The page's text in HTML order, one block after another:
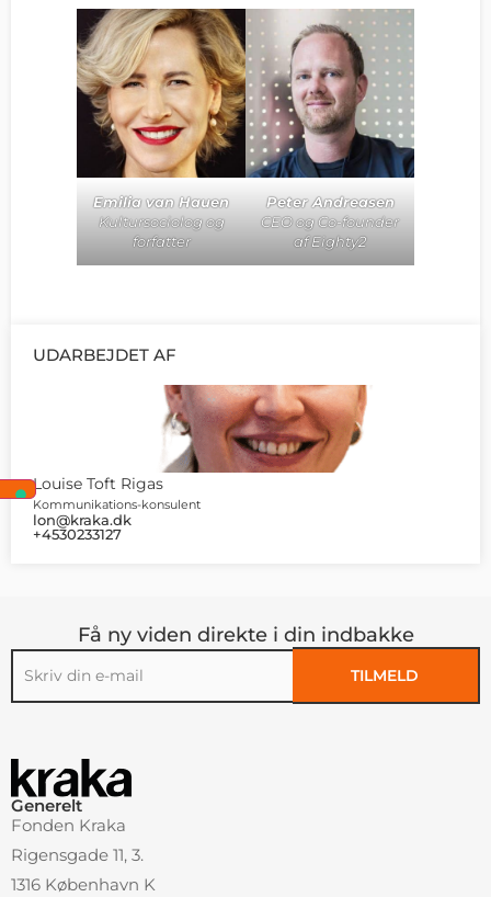
Emilia van Hauen
Kultursociolog og
forfatter
Peter Andreasen
CEO og Co-founder
af Eighty2
UDARBEJDET AF
Louise Toft Rigas
Kommunikations-konsulent
lon@kraka.dk
+4530233127
Få ny viden direkte i din indbakke
TILMELD
Generelt
Fonden Kraka
Rigensgade 11, 3.
1316 København K